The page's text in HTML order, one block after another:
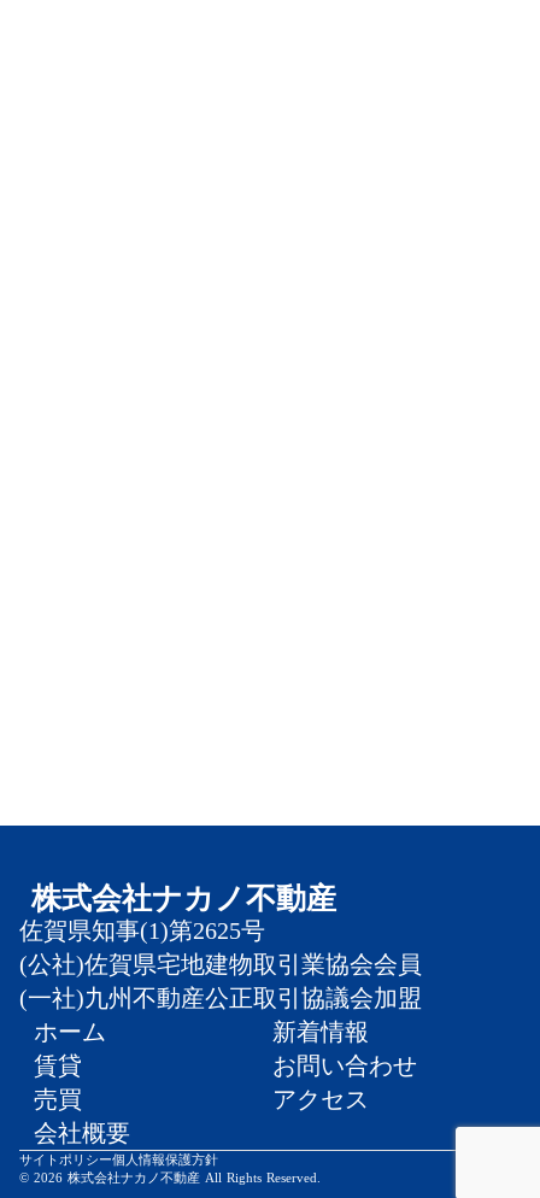
株式会社ナカノ不動産
佐賀県知事(1)第2625号
(公社)佐賀県宅地建物取引業協会会員
(一社)九州不動産公正取引協議会加盟
ホーム
賃貸
売買
会社概要
新着情報
お問い合わせ
アクセス
サイトポリシー個人情報保護方針
© 2026 株式会社ナカノ不動産 All Rights Reserved.